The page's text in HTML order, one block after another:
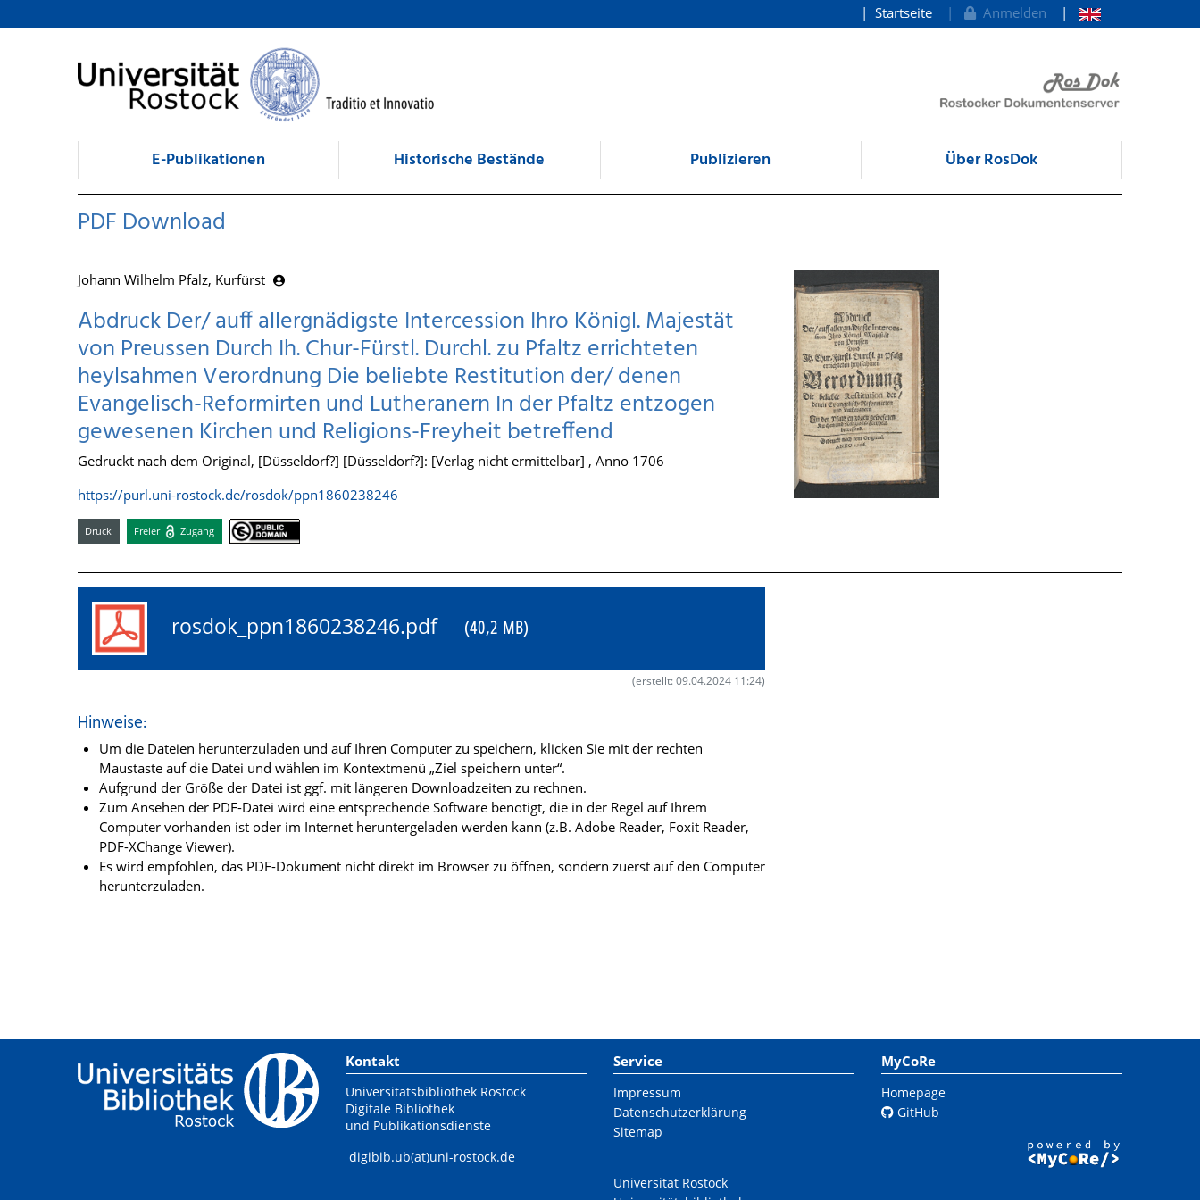
zum Inhalt
Startseite Anmelden
E-Publikationen Historische Bestände Publizieren Über RosDok
PDF Download
Johann Wilhelm Pfalz, Kurfürst
Abdruck Der/ auff allergnädigste Intercession Ihro Königl. Majestät
von Preussen Durch Ih. Chur-Fürstl. Durchl. zu Pfaltz errichteten
heylsahmen Verordnung Die beliebte Restitution der/ denen
Evangelisch-Reformirten und Lutheranern In der Pfaltz entzogen
gewesenen Kirchen und Religions-Freyheit betreffend
Gedruckt nach dem Original, [Düsseldorf?] [Düsseldorf?]: [Verlag nicht ermittelbar] , Anno 1706
https://purl.uni-rostock.de/rosdok/ppn1860238246
Druck Freier Zugang
rosdok_ppn1860238246.pdf (40,2 MB)
(erstellt: 09.04.2024 11:24)
Hinweise:
Um die Dateien herunterzuladen und auf Ihren Computer zu speichern, klicken Sie mit der rechten
Maustaste auf die Datei und wählen im Kontextmenü „Ziel speichern unter“.
Aufgrund der Größe der Datei ist ggf. mit längeren Downloadzeiten zu rechnen.
Zum Ansehen der PDF-Datei wird eine entsprechende Software benötigt, die in der Regel auf Ihrem
Computer vorhanden ist oder im Internet heruntergeladen werden kann (z.B. Adobe Reader, Foxit Reader,
PDF-XChange Viewer).
Es wird empfohlen, das PDF-Dokument nicht direkt im Browser zu öffnen, sondern zuerst auf den Computer
herunterzuladen.
Kontakt
Universitätsbibliothek Rostock
Digitale Bibliothek
und Publikationsdienste
digibib.ub(at)uni-rostock.de
Service
Impressum
Datenschutzerklärung
Sitemap
Universität Rostock
MyCoRe
Homepage
GitHub